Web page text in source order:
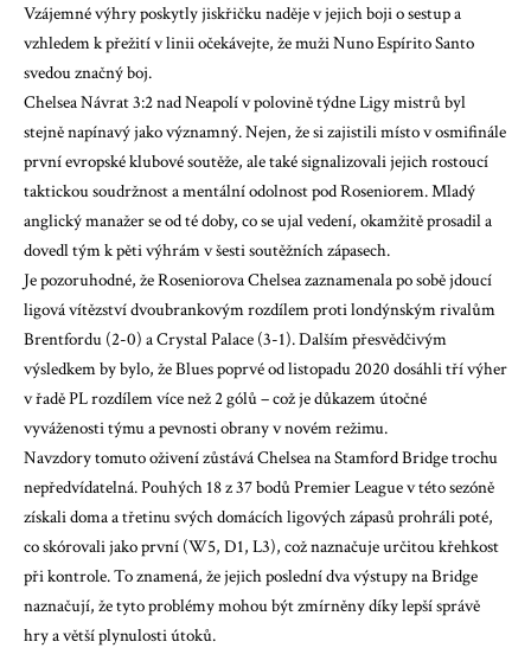
Vzájemné výhry poskytly jiskřičku naděje v jejich boji o sestup a
vzhledem k přežití v linii očekávejte, že muži Nuno Espírito Santo
svedou značný boj.
ChelseaNávrat 3:2 nad Neapolív polovině týdne Ligy mistrů byl
stejně napínavý jako významný. Nejen, že si zajistili místo v osmifinále
první evropské klubové soutěže, ale také signalizovali jejich rostoucí
taktickou soudržnost a mentální odolnost pod Roseniorem. Mladý
anglický manažer se od té doby, co se ujal vedení, okamžitě prosadil a
dovedl tým k pěti výhrám v šesti soutěžních zápasech.
Je pozoruhodné, že Roseniorova Chelsea zaznamenala po sobě jdoucí
ligová vítězství dvoubrankovým rozdílem proti londýnským rivalům
Brentfordu (2-0) a Crystal Palace (3-1). Dalším přesvědčivým
výsledkem by bylo, že Blues poprvé od listopadu 2020 dosáhli tří výher
v řadě PL rozdílem více než 2 gólů – což je důkazem útočné
vyváženosti týmu a pevnosti obrany v novém režimu.
Navzdory tomuto oživení zůstává Chelsea na Stamford Bridge trochu
nepředvídatelná. Pouhých 18 z 37 bodů Premier League v této sezóně
získali doma a třetinu svých domácích ligových zápasů prohráli poté,
co skórovali jako první (W5, D1, L3), což naznačuje určitou křehkost
při kontrole. To znamená, že jejich poslední dva výstupy na Bridge
naznačují, že tyto problémy mohou být zmírněny díky lepší správě
hry a větší plynulosti útoků.